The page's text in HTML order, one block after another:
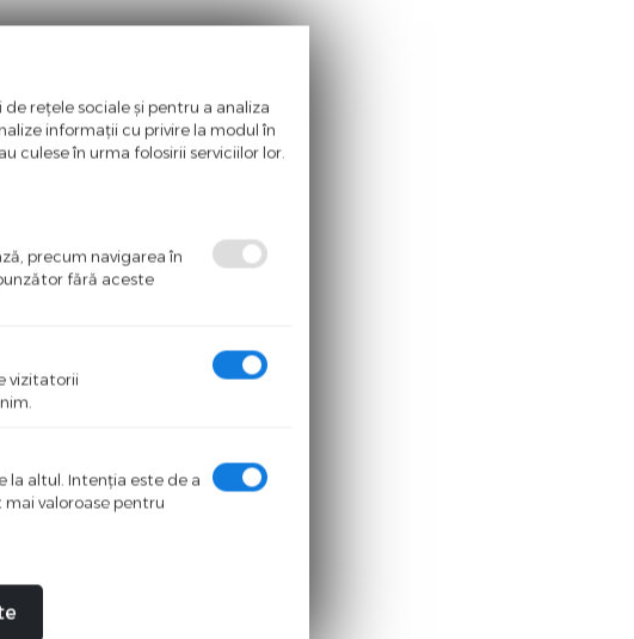
rețele sociale și pentru a analiza
informații cu privire la modul în
culese în urma folosirii serviciilor lor.
precum navigarea în
fără aceste
vizitatorii
la altul. Intenţia este de a
valoroase pentru